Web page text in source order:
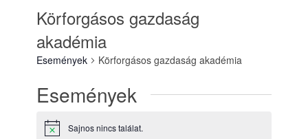
Körforgásos gazdaság
akadémia
Események Körforgásos gazdaság akadémia
Események
NoticeSajnos nincs találat.